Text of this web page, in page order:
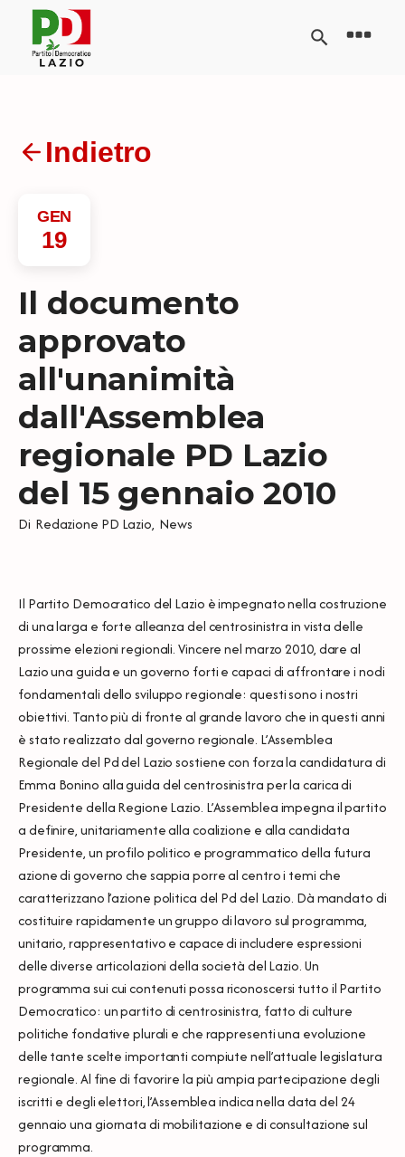
Indietro
GEN
19
Il documento
approvato
all'unanimità
dall'Assemblea
regionale PD Lazio
del 15 gennaio 2010
Di Redazione PD Lazio, News
Il Partito Democratico del Lazio è impegnato nella costruzione
di una larga e forte alleanza del centrosinistra in vista delle
prossime elezioni regionali. Vincere nel marzo 2010, dare al
Lazio una guida e un governo forti e capaci di affrontare i nodi
fondamentali dello sviluppo regionale: questi sono i nostri
obiettivi. Tanto più di fronte al grande lavoro che in questi anni
è stato realizzato dal governo regionale. L’Assemblea
Regionale del Pd del Lazio sostiene con forza la candidatura di
Emma Bonino alla guida del centrosinistra per la carica di
Presidente della Regione Lazio. L’Assemblea impegna il partito
a definire, unitariamente alla coalizione e alla candidata
Presidente, un profilo politico e programmatico della futura
azione di governo che sappia porre al centro i temi che
caratterizzano l’azione politica del Pd del Lazio. Dà mandato di
costituire rapidamente un gruppo di lavoro sul programma,
unitario, rappresentativo e capace di includere espressioni
delle diverse articolazioni della società del Lazio. Un
programma sui cui contenuti possa riconoscersi tutto il Partito
Democratico: un partito di centrosinistra, fatto di culture
politiche fondative plurali e che rappresenti una evoluzione
delle tante scelte importanti compiute nell’attuale legislatura
regionale. Al fine di favorire la più ampia partecipazione degli
iscritti e degli elettori, l’Assemblea indica nella data del 24
gennaio una giornata di mobilitazione e di consultazione sul
programma.